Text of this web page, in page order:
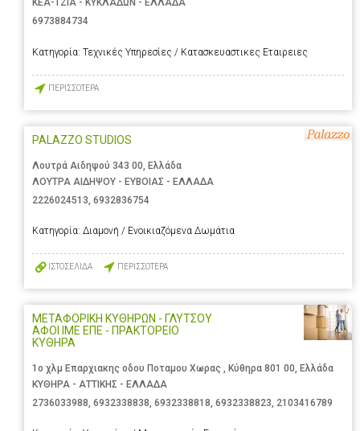
ΚΕΑ-ΤΖΙΑ - ΚΥΚΛΑΔΩΝ - ΕΛΛΑΔΑ
6973884734
Κατηγορία: Τεχνικές Υπηρεσίες / Κατασκευαστικες Εταιρειες
ΠΕΡΙΣΣΟΤΕΡΑ
PALAZZO STUDIOS
Λουτρά Αιδηψού 343 00, Ελλάδα
ΛΟΥΤΡΑ ΑΙΔΗΨΟΥ - ΕΥΒΟΙΑΣ - ΕΛΛΑΔΑ
2226024513 6932836754
Κατηγορία: Διαμονή / Ενοικιαζόμενα Δωμάτια
ΙΣΤΟΣΕΛΙΔΑ ΠΕΡΙΣΣΟΤΕΡΑ
ΜΕΤΑΦΟΡΙΚΗ ΚΥΘΗΡΩΝ - ΓΛΥΤΣΟΥ
ΑΦΟΙ ΙΜΕ ΕΠΕ - ΠΡΑΚΤΟΡΕΙΟ
ΚΥΘΗΡΑ
1ο χλμ Επαρχιακης οδου Ποταμου Χωρας , Κύθηρα 801 00, Ελλάδα
ΚΥΘΗΡΑ - ΑΤΤΙΚΗΣ - ΕΛΛΑΔΑ
2736033988, 6932338838, 6932338818, 6932338823, 2103416789